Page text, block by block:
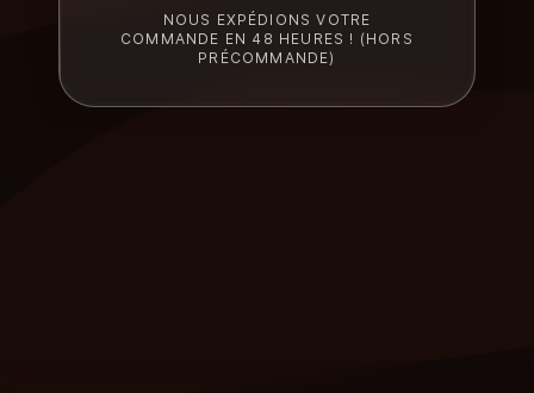
NOUS EXPÉDIONS VOTRE
COMMANDE EN 48 HEURES ! (HORS
PRÉCOMMANDE)